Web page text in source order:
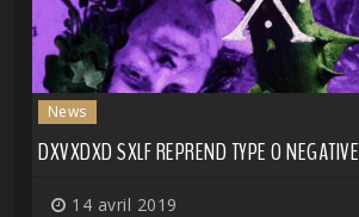
News
DXVXDXD SXLF REPREND TYPE O NEGATIVE
14 avril 2019